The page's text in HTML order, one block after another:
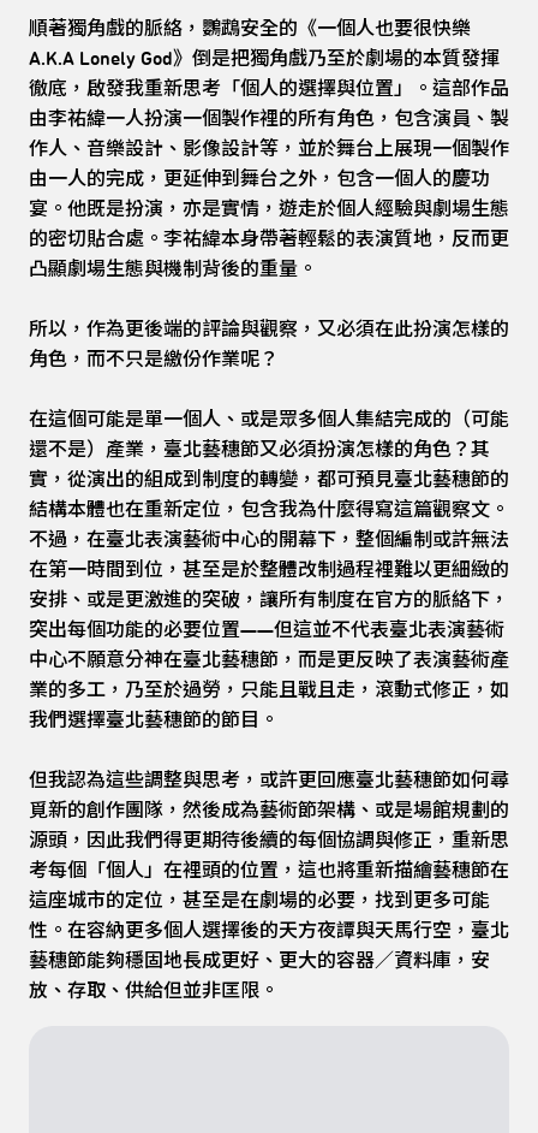
順著獨角戲的脈絡，鸚鵡安全的《一個人也要很快樂
A.K.A Lonely God》倒是把獨角戲乃至於劇場的本質發揮
徹底，啟發我重新思考「個人的選擇與位置」。這部作品
由李祐緯一人扮演一個製作裡的所有角色，包含演員、製
作人、音樂設計、影像設計等，並於舞台上展現一個製作
由一人的完成，更延伸到舞台之外，包含一個人的慶功
宴。他既是扮演，亦是實情，遊走於個人經驗與劇場生態
的密切貼合處。李祐緯本身帶著輕鬆的表演質地，反而更
凸顯劇場生態與機制背後的重量。
所以，作為更後端的評論與觀察，又必須在此扮演怎樣的
角色，而不只是繳份作業呢？
在這個可能是單一個人、或是眾多個人集結完成的（可能
還不是）產業，臺北藝穗節又必須扮演怎樣的角色？其
實，從演出的組成到制度的轉變，都可預見臺北藝穗節的
結構本體也在重新定位，包含我為什麼得寫這篇觀察文。
不過，在臺北表演藝術中心的開幕下，整個編制或許無法
在第一時間到位，甚至是於整體改制過程裡難以更細緻的
安排、或是更激進的突破，讓所有制度在官方的脈絡下，
突出每個功能的必要位置——但這並不代表臺北表演藝術
中心不願意分神在臺北藝穗節，而是更反映了表演藝術產
業的多工，乃至於過勞，只能且戰且走，滾動式修正，如
我們選擇臺北藝穗節的節目。
但我認為這些調整與思考，或許更回應臺北藝穗節如何尋
覓新的創作團隊，然後成為藝術節架構、或是場館規劃的
源頭，因此我們得更期待後續的每個協調與修正，重新思
考每個「個人」在裡頭的位置，這也將重新描繪藝穗節在
這座城市的定位，甚至是在劇場的必要，找到更多可能
性。在容納更多個人選擇後的天方夜譚與天馬行空，臺北
藝穗節能夠穩固地長成更好、更大的容器／資料庫，安
放、存取、供給但並非匡限。